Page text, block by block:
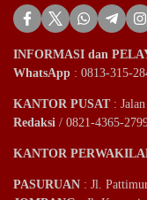
INFORMASI dan
WhatsApp : 0813-315-
KANTOR PUSAT: Jalan
Redaksi / 0821-4365-
KANTOR
PASURUAN : Jl.